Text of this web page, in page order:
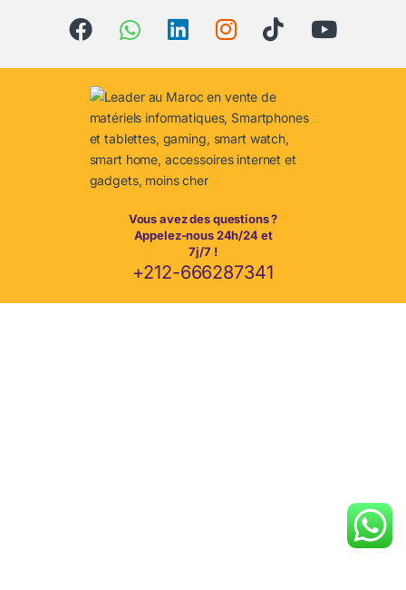
Vous avez des questions ?
Appelez-nous 24h/24 et
7j/7 !
+212-666287341